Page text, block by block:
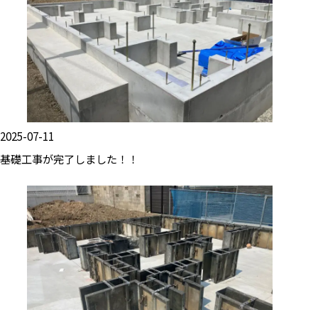
2025-07-11
基礎工事が完了しました！！